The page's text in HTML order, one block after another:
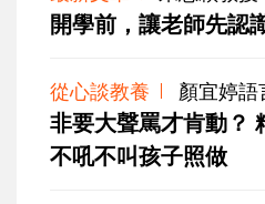
開學前，讓老師先認
從心談教養 顏宜婷語
非要大聲罵才肯動？
不吼不叫孩子照做